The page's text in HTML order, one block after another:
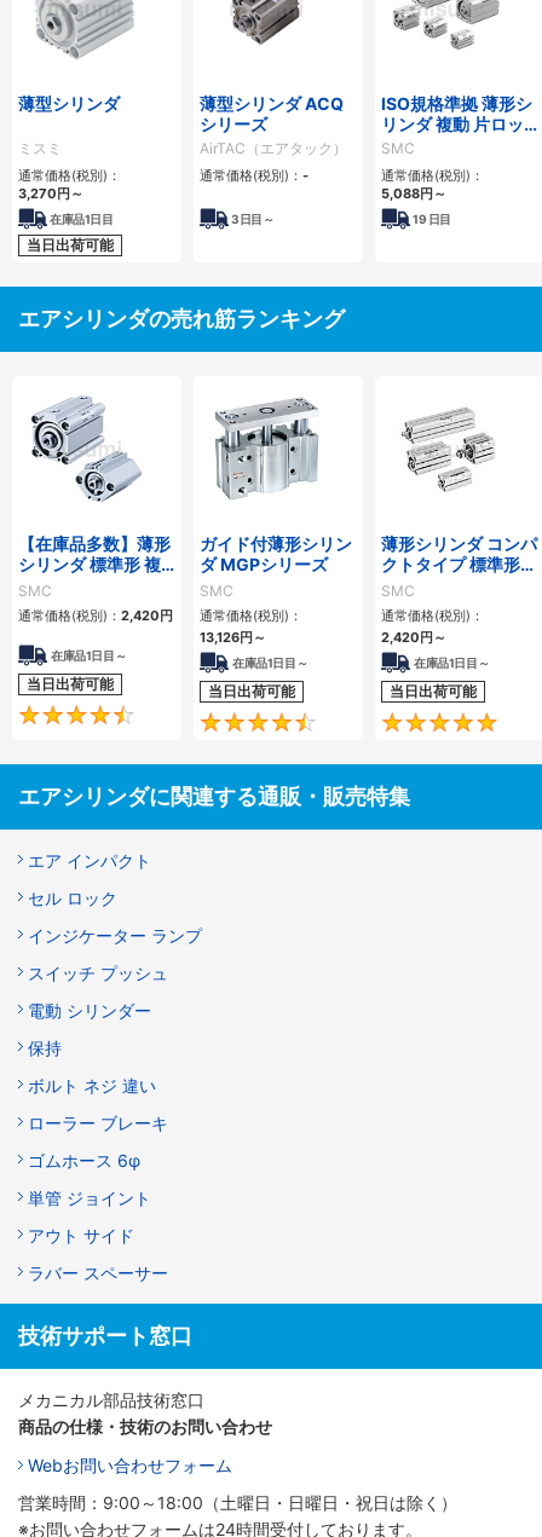
薄型シリンダ
ミスミ
通常価格(税別)：
3,270 円 ～
在庫品1日目
当日出荷可能
薄型シリンダ ACQ
シリーズ
AirTAC（エアタック）
通常価格(税別)： -
3日目～
ISO規格準拠 薄形シ
リンダ 複動 片ロッ
ド C55シリーズ
SMC
通常価格(税別)：
5,088円 ～
19 日目
エアシリンダの売れ筋ランキング
【在庫品多数】薄形
シリンダ 標準形 複
動・片ロッド CQ2
シリーズ
SMC
通常価格(税別)： 2,420 円
在庫品1日目～
当日出荷可能
4.5
ガイド付薄形シリン
ダ MGPシリーズ
SMC
通常価格(税別)：
13,126円 ～
在庫品1日目～
当日出荷可能
4.6
薄形シリンダ コンパ
クトタイプ 標準形
複動 片ロッド CQS
シリーズ
SMC
通常価格(税別)：
2,420 円 ～
在庫品1日目～
当日出荷可能
エアシリンダに関連する通販・販売特集
エア インパクト
セル ロック
インジケーター ランプ
スイッチ プッシュ
電動 シリンダー
保持
ボルト ネジ 違い
ローラー ブレーキ
ゴムホース 6φ
単管 ジョイント
アウト サイド
ラバー スペーサー
技術サポート窓口
メカニカル部品技術窓口
商品の仕様・技術のお問い合わせ
Webお問い合わせフォーム
営業時間：9:00～18:00（土曜日・日曜日・祝日は除く）
※お問い合わせフォームは24時間受付しております。